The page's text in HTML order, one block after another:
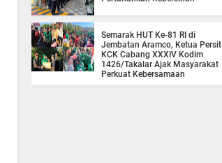
Semarak HUT Ke-81 RI di
Jembatan Aramco, Ketua Persit
KCK Cabang XXXIV Kodim
1426/Takalar Ajak Masyarakat
Perkuat Kebersamaan